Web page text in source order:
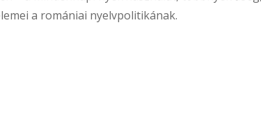
a romániai nyelvpolitikának.